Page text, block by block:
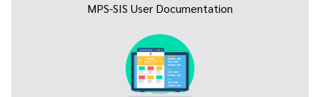
MPS-SIS User Documentation